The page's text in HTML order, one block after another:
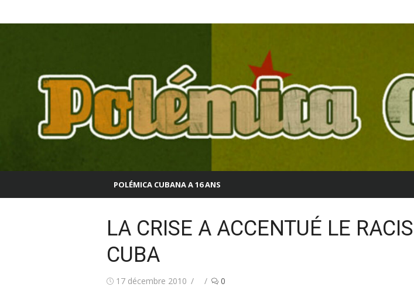
au
Polémica Cubana
POLÉMICA CUBANA A 16 ANS
LA CRISE A ACCENTUÉ LE
CUBA
Publié17 décembre 2010 Auteur/autrice
0